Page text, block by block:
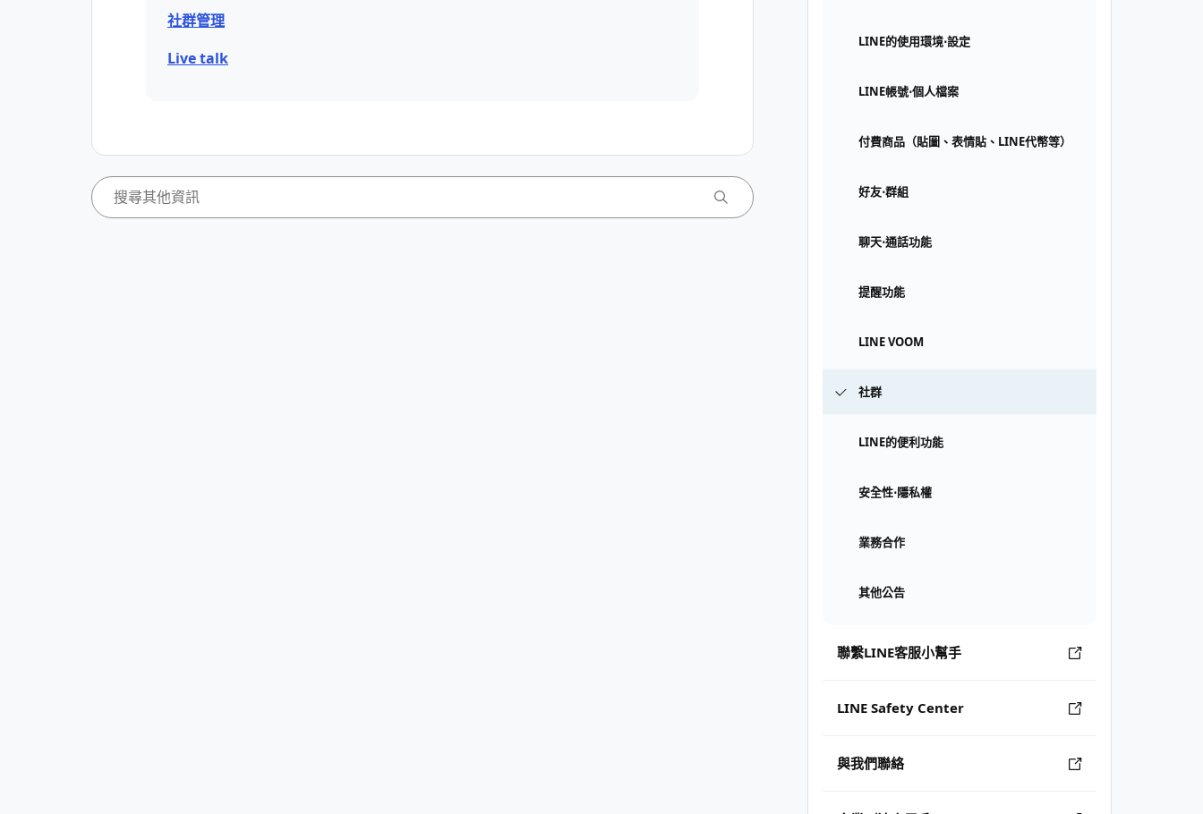
LINE的使用環境⋅設定
LINE帳號⋅個人檔案
付費商品（貼圖、表情貼、LINE代幣等）
好友⋅群組
聊天⋅通話功能
提醒功能
LINE VOOM
社群
LINE的便利功能
安全性⋅隱私權
業務合作
其他公告
聯繫LINE客服小幫手
LINE Safety Center
與我們聯絡
社群管理
Live talk